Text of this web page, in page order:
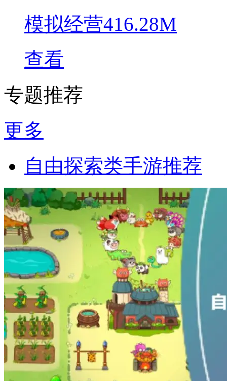
模拟经营416.28M
查看
专题推荐
更多
自由探索类手游推荐